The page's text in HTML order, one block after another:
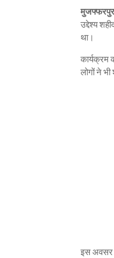
मुजफ्फरपुर
उद्देश्य
था।
कार्यक्रम
लोगों ने
इस अवसर